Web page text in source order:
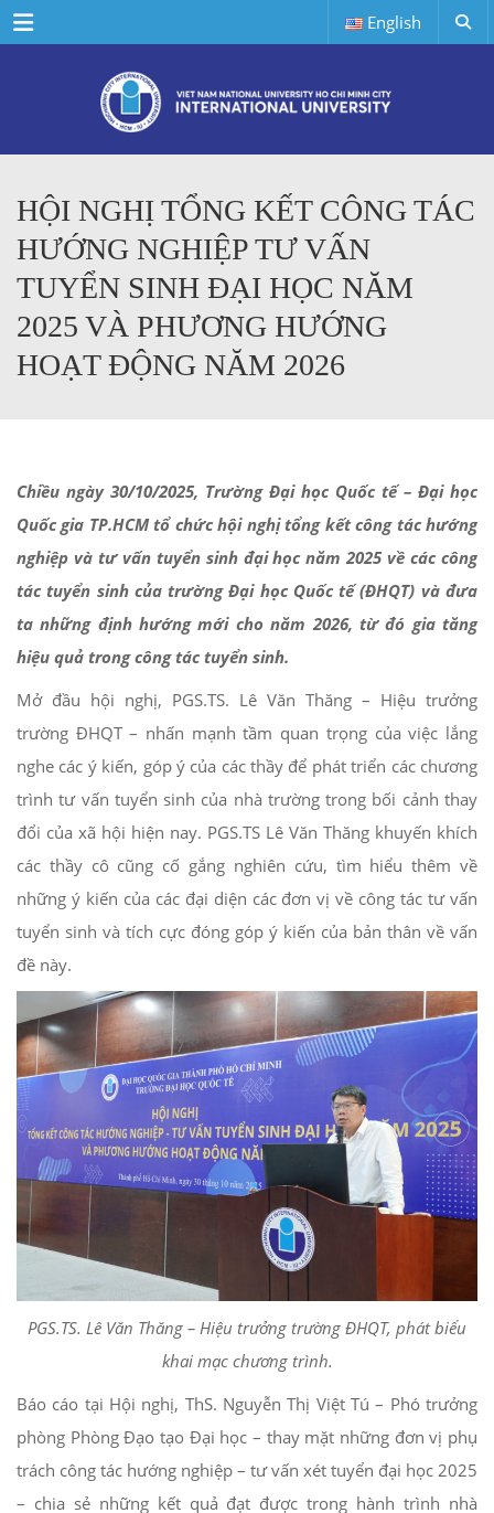
Menu English
HỘI NGHỊ TỔNG KẾT CÔNG TÁC
HƯỚNG NGHIỆP TƯ VẤN
TUYỂN SINH ĐẠI HỌC NĂM
2025 VÀ PHƯƠNG HƯỚNG
HOẠT ĐỘNG NĂM 2026
Chiều ngày 30/10/2025, Trường Đại học Quốc tế – Đại học
Quốc gia TP.HCM tổ chức hội nghị tổng kết công tác hướng
nghiệp và tư vấn tuyển sinh đại học năm 2025 về các công
tác tuyển sinh của trường Đại học Quốc tế(ĐHQT) vàđưa
tanhững định hướng mới cho năm 2026, từ đó gia tăng
hiệu quả trong công tác tuyển sinh.
Mở đầu hội nghị, PGS.TS. Lê Văn Thăng – Hiệu trưởng
trường ĐHQT – nhấn mạnh tầm quan trọng của việc lắng
nghe các ý kiến, góp ý của các thầy để phát triển các chương
trình tư vấn tuyển sinh của nhà trường trong bối cảnh thay
đổi của xã hội hiện nay. PGS.TS Lê Văn Thăng khuyến khích
các thầy cô cũng cố gắng nghiên cứu, tìm hiểu thêm về
những ý kiến của các đại diện các đơn vị về công tác tư vấn
tuyển sinh và tích cực đóng góp ý kiến của bản thân về vấn
đề này.
PGS.TS. Lê Văn Thăng – Hiệu trưởng trường ĐHQT, phát biểu
khai mạc chương trình.
Báo cáo tại Hội nghị, ThS. Nguyễn Thị Việt Tú – Phó trưởng
phòng Phòng Đạo tạo Đại học – thay mặt những đơn vị phụ
trách công tác hướng nghiệp – tư vấn xét tuyển đại học 2025
– chia sẻ những kết quả đạt được trong hành trình nhà